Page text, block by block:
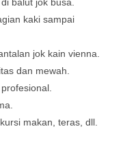
kaki sampai
jok kain vienna.
dan mewah.
makan, teras, dll.